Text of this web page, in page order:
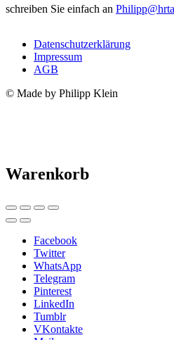
schreiben Sie einfach an
Datenschutzerklärung
Impressum
AGB
© Made by Philipp Klein
Warenkorb
Facebook
Twitter
WhatsApp
Telegram
Pinterest
LinkedIn
Tumblr
VKontakte